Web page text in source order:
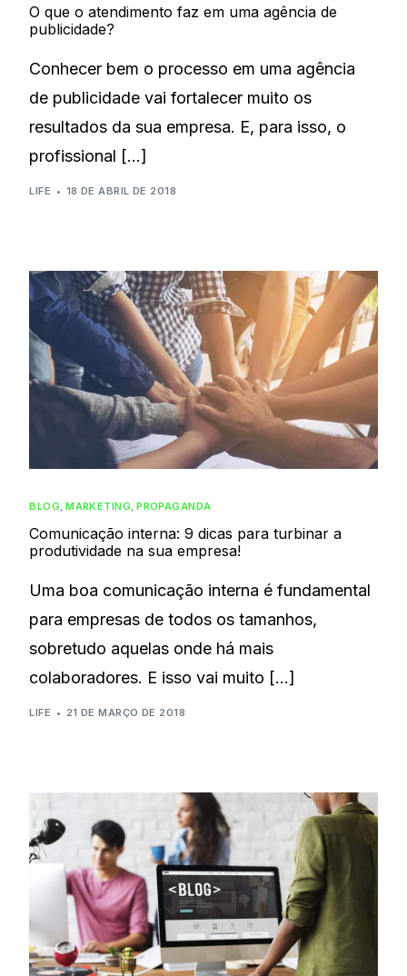
O que o atendimento faz em uma agência de
publicidade?
Conhecer bem o processo em uma agência
de publicidade vai fortalecer muito os
resultados da sua empresa. E, para isso, o
profissional […]
LIFE 18 DE ABRIL DE 2018
BLOG,MARKETING,PROPAGANDA
Comunicação interna: 9 dicas para turbinar a
produtividade na sua empresa!
Uma boa comunicação interna é fundamental
para empresas de todos os tamanhos,
sobretudo aquelas onde há mais
colaboradores. E isso vai muito […]
LIFE 21 DE MARÇO DE 2018